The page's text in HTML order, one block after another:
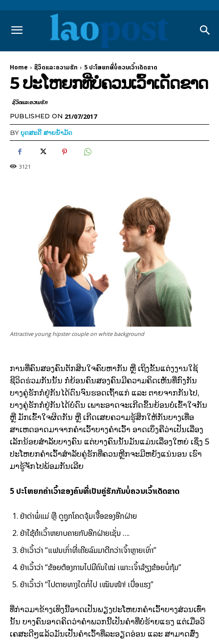
Home ຊີວິດແລະຄວາມຮັກ 5 ປະໂຫຍກທີ່ບໍ່ຄວນເວົ້າເດັດຂາດ
5 ປະໂຫຍກທີ່ບໍ່ຄວນເວົ້າເດັດຂາດ
ຊີວິດແລະຄວາມຮັກ
PUBLISHED ON 21/07/2017
BYບຸດສະດີ ສາຍນ້ຳມັດ
3121
Attractive young hipster couple on white background
ການທີ່ຄົນສອງຄົນຕັກສິນໃຈຄົບຫາກັນ ຫຼື ເຖິງຂັ້ນແຕ່ງງານໃຊ້
ຊີວິດຮ່ວມກັນນັ້ນ ກໍ່ຍ້ອນຄົນສອງຄົນມີຄວາມຄິດເຫັນທີ່ກົງກັນ
ບາງຄູ່ຮັກກໍ່ຢູ່ກັນໄດ້ດົນຈົນຮອດເຖົ້າແກ່ ແລະ ຕາຍຈາກກັນໄປ,
ບາງຄູ່ຮັກກໍ່ຢູ່ກັນໄດ້ບໍ່ດົນ ເພາະອາດຈະເກີດຂຶ້ນຍ້ອນບໍ່ເຂົ້າໃຈກັນ
ຫຼື ມັກເຂົ້າໃຈຜິດກັນ ຫຼື ເກີດເສຍຄວາມຮູ້ສຶກໃຫ້ກັນບາງເທື່ອ
ສາເຫດອາດມາຈາກຄຳເວົ້າບາງຄຳເວົ້າ ອາດເບິ່ງຄືວ່າເປັນເລື່ອງ
ເລັກນ້ອຍສຳລັບບາງຄົນ ແຕ່ບາງຄົນນັ້ນມັນແມ່ນເລື່ອງໃຫຍ່ ເຊິ່ງ 5
ປະໂຫຍກຄຳເວົ້າສຳລັບຄູ່ຮັກທີ່ຄວນຫຼີກຈະມີຫຍັງແນ່ນອນ ເຮົາ
ມາຮູ້ຈັກໄປພ້ອມກັນເລີຍ
5 ປະໂຫຍກຄຳເວົ້າຂອງຄົນທີ່ເປັນຄູ່ຮັກກັນບໍ່ຄວນເວົ້າເດັດຂາດ
ຢ່າດ່າພໍ່ແມ່ ຫຼື ດູຖູກໂຄດຈຸ້ມເຈື້ອຂອງອີກຝ່າຍ
ຢ່າໃຊ້ຄຳເວົ້າຫຍາບຄາຍກັບອີກຝ່າຍເຊັ່ນ ….
ຢ່າເວົ້າວ່າ “ແຟນເກົ່າທີ່ເຄີຍລົມມາດີກວ່າເຈົ້າຫຼາຍເທົ່າ”
ຢ່າເວົ້າວ່າ “ຂ້ອຍຕ້ອງການໄປມີຄົນໃໝ່ ເພາະເຈົ້າລ້ຽງຂ້ອຍບໍ່ກຸ້ມ”
ຢ່າເວົ້າວ່າ “ໄປຕາຍທາງໃດກໍ່ໄປ ເໝັນໜ້າ! ເບື່ອແຮງ”
ທີ່ກ່າວມາຂ້າງເທິງນີ້ອາດເປັນພຽງປະໂຫຍກຄຳເວົ້າບາງສ່ວນເທົ່າ
ນັ້ນ ບາງຄົນອາດຄິດວ່າຄຳພວກນີ້ເປັນຄຳທີ່ບໍ່ຮ້າຍແຮງ ແຕ່ເມື່ອວິ
ເຄສະດີໆແລ້ວມັນເປັັນຄຳເວົ້າທີ່ລະອຽດອ່ອນ ແລະ ສາມາດສົ່ງ